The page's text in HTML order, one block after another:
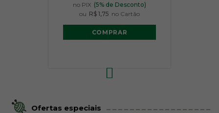
no PIX (5% de Desconto)
ou R$ 1,75 no Cartão
COMPRAR
Ofertas especiais